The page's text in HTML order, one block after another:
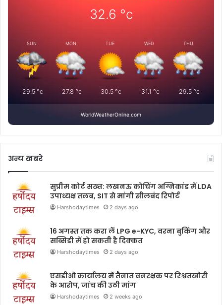
32.6 °c
SUN
29.5°c
MON
27.8 °c
TUE
30.5°c
WED
31.1 °c
THU
29.5 °c
WorldWeatherOnline.com
अन्य खबरे
सुप्रीम कोर्ट सख्त: लखनऊ कोचिंग अग्निकांड में LDA
उपाध्यक्ष तलब, SIT से मांगी सीलबंद रिपोर्ट
Harshodaytimes 2 days ago
16 अगस्त तक करा लें LPG e-KYC, वरना बुकिंग और
सब्सिडी में हो सकती है दिक्कत
Harshodaytimes 2 days ago
एसडीओ कार्यालय में तैनात वनरक्षक पर रिश्वतखोरी
के आरोप, जांच की उठी मांग
Harshodaytimes 2 weeks ago